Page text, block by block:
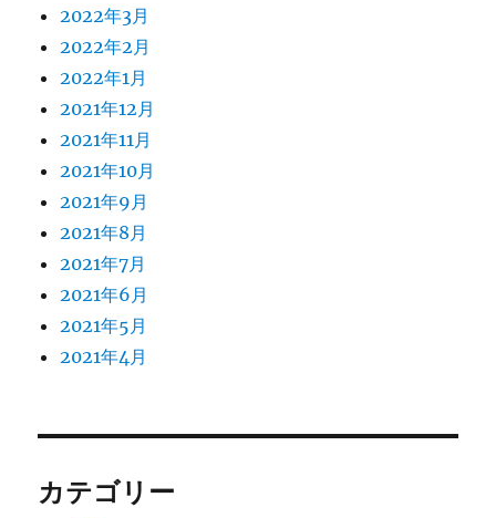
2022年3月
2022年2月
2022年1月
2021年12月
2021年11月
2021年10月
2021年9月
2021年8月
2021年7月
2021年6月
2021年5月
2021年4月
カテゴリー